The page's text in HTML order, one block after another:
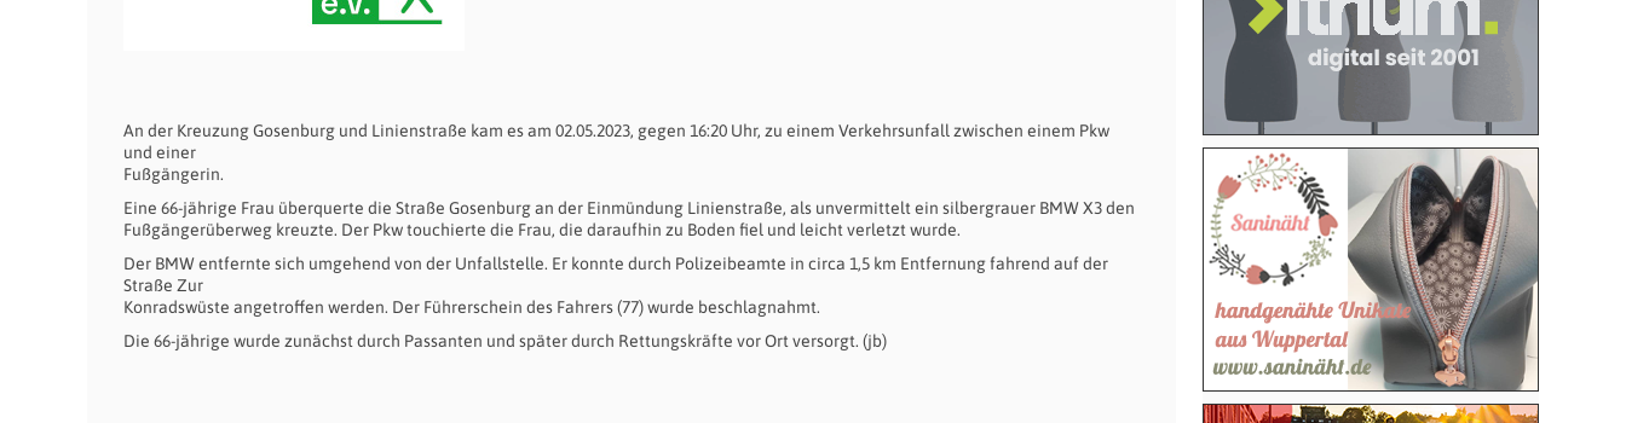
An der Kreuzung Gosenburg und Linienstraße kam es am 02.05.2023, gegen 16:20 Uhr, zu einem Verkehrsunfall zwischen einem Pkw
und einer
Fußgängerin.
Eine 66-jährige Frau überquerte die Straße Gosenburg an der Einmündung Linienstraße, als unvermittelt ein silbergrauer BMW X3 den
Fußgängerüberweg kreuzte. Der Pkw touchierte die Frau, die daraufhin zu Boden fiel und leicht verletzt wurde.
Der BMW entfernte sich umgehend von der Unfallstelle. Er konnte durch Polizeibeamte in circa 1,5 km Entfernung fahrend auf der
Straße Zur
Konradswüste angetroffen werden. Der Führerschein des Fahrers (77) wurde beschlagnahmt.
Die 66-jährige wurde zunächst durch Passanten und später durch Rettungskräfte vor Ort versorgt. (jb)